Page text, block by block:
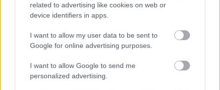
related to advertising like cookies on web or
device identifiers in apps.
I want to allow my user data to be sent to
Google for online advertising purposes.
I want to allow Google to send me
personalized advertising.